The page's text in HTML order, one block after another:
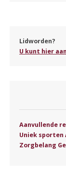
Lidworden?
U kunt hier
Aanvullende
Uniek sporten
Zorgbelang